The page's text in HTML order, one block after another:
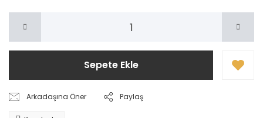
Sepete Ekle
Arkadaşına Öner Paylaş